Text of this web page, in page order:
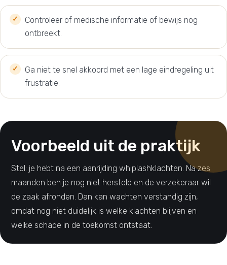
Controleer of medische informatie of bewijs nog
ontbreekt.
Ga niet te snel akkoord met een lage eindregeling uit
frustratie.
Voorbeeld uit de praktijk
Stel: je hebt na een aanrijding whiplashklachten. Na zes
maanden ben je nog niet hersteld en de verzekeraar wil
de zaak afronden. Dan kan wachten verstandig zijn,
omdat nog niet duidelijk is welke klachten blijven en
welke schade in de toekomst ontstaat.